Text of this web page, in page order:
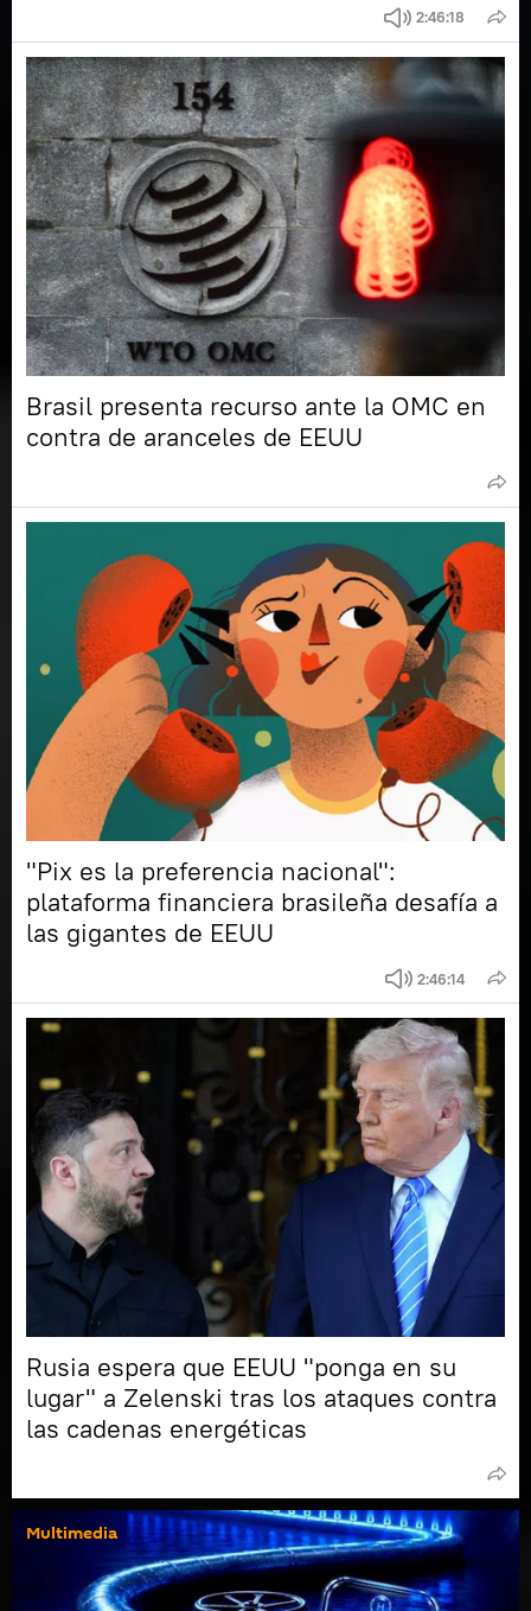
2:46:18
Brasil presenta recurso ante la OMC en
contra de aranceles de EEUU
"Pix es la preferencia nacional":
plataforma financiera brasileña desafía a
las gigantes de EEUU
2:46:14
Rusia espera que EEUU "ponga en su
lugar" a Zelenski tras los ataques contra
las cadenas energéticas
Multimedia